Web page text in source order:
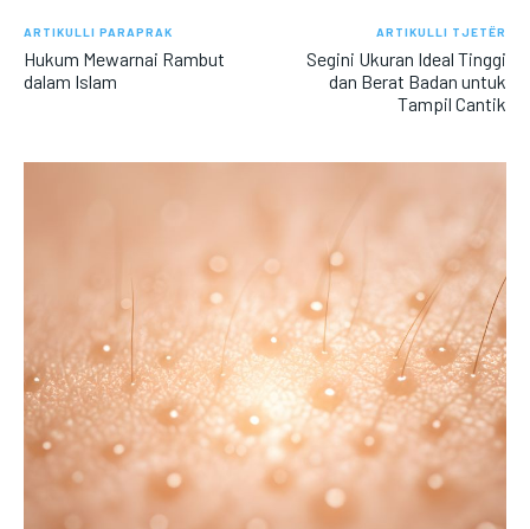
ARTIKULLI PARAPRAK
Hukum Mewarnai Rambut
dalam Islam
ARTIKULLI TJETËR
Segini Ukuran Ideal Tinggi
dan Berat Badan untuk
Tampil Cantik